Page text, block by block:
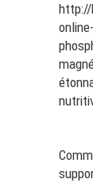
http://